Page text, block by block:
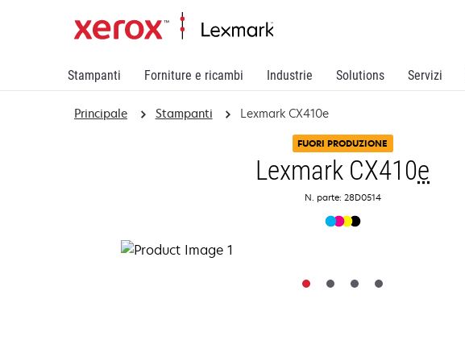
Stampanti Forniture e ricambi Industrie Solutions Servizi
Principale Stampanti Lexmark CX410e
FUORI PRODUZIONE
Lexmark CX410e
N. parte: 28D0514